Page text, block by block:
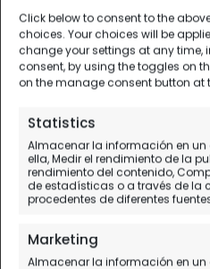
Click below to consent to the
choices. Your choices will be
change your settings at any
consent, by using the toggles on
on the manage consent button at
Statistics
Almacenar la información en
ella, Medir el rendimiento de la
rendimiento del contenido,
de estadísticas o a través de la
procedentes de diferentes
Marketing
Almacenar la información en